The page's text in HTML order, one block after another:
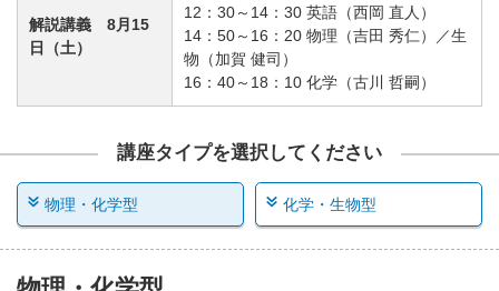
解説講義 8月15
日（土）
12：30～14：30 英語（西岡 直人）
14：50～16：20 物理（吉田 秀仁）／生
物（加賀 健司）
16：40～18：10 化学（古川 哲嗣）
講座タイプを選択してください
物理・化学型 化学・生物型